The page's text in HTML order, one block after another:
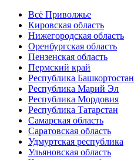
Всё Приволжье
Кировская область
Нижегородская область
Оренбургская область
Пензенская область
Пермский край
Республика Башкортостан
Республика Марий Эл
Республика Мордовия
Республика Татарстан
Самарская область
Саратовская область
Удмуртская республика
Ульяновская область